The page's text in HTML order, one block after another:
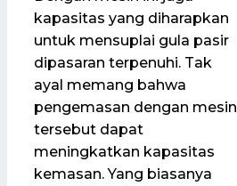
kapasitas yang diharapkan
untuk mensuplai gula pasir
dipasaran terpenuhi. Tak
ayal memang bahwa
pengemasan dengan mesin
tersebut dapat
meningkatkan kapasitas
kemasan. Yang biasanya